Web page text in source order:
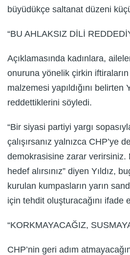
büyüdükçe saltanat düzeni
“BU AHLAKSIZ DİLİ
Açıklamasında kadınlara,
onuruna yönelik çirkin
malzemesi yapıldığını belirten
reddettiklerini söyledi.
“Bir siyasi partiyi yargı
çalışırsanız yalnızca CHP’ye
demokrasisine zarar verirsiniz.
hedef alırsınız” diyen Yıldız,
kurulan kumpasların yarın
için tehdit oluşturacağını ifade
“KORKMAYACAĞIZ,
CHP’nin geri adım